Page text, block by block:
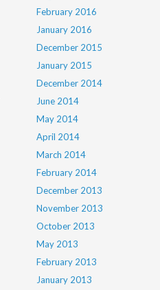
February 2016
January 2016
December 2015
January 2015
December 2014
June 2014
May 2014
April 2014
March 2014
February 2014
December 2013
November 2013
October 2013
May 2013
February 2013
January 2013